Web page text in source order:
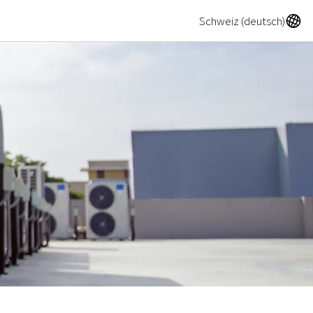
Schweiz (deutsch)A